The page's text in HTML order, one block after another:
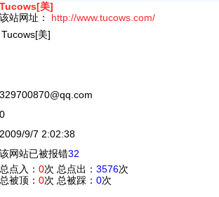
Tucows[美]
该站网址： http://www.tucows.com/
Tucows[美]
329700870@qq.com
0
2009/9/7 2:02:38
该网站已被报错32
总点入： 0次 总点出： 3576次
总被顶： 0次 总被踩： 0次